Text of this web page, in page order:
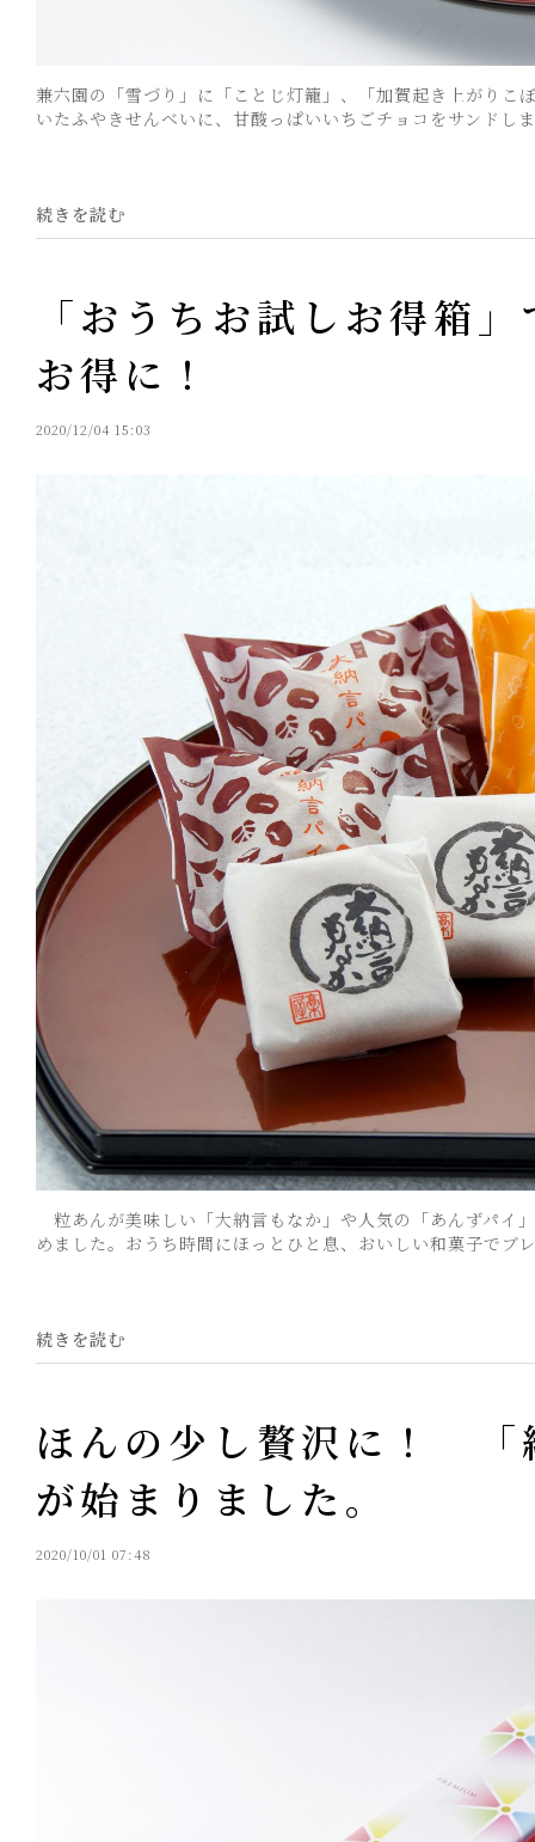
兼六園の「雪づり」に「ことじ灯籠」、「加賀起き上がりこ
いたふやきせんべいに、甘酸っぱいいちごチョコをサンドし
続きを読む
「おうちお試しお得箱
お得に！
2020/12/04 15:03
粒あんが美味しい「大納言もなか」や人気の「あんずパイ
めました。おうち時間にほっとひと息、おいしい和菓子でブ
続きを読む
ほんの少し贅沢に！ 「
が始まりました。
2020/10/01 07:48